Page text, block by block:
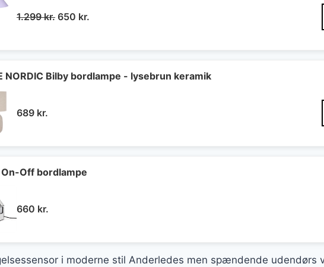
1.299kr. Den
1.299 kr..
650 kr.
650 kr..
NORDIC Bilby bordlampe - lysebrun keramik
689 kr.
Off bordlampe
660 kr.
i moderne stil Anderledes men spændende udendørs